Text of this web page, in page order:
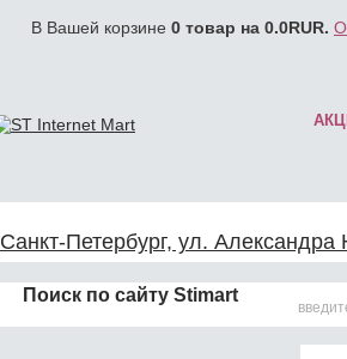
В Вашей корзине 0 товар на 0.0RUR.
Санкт-Петербург, ул. Александра
Поиск по сайту Stimart